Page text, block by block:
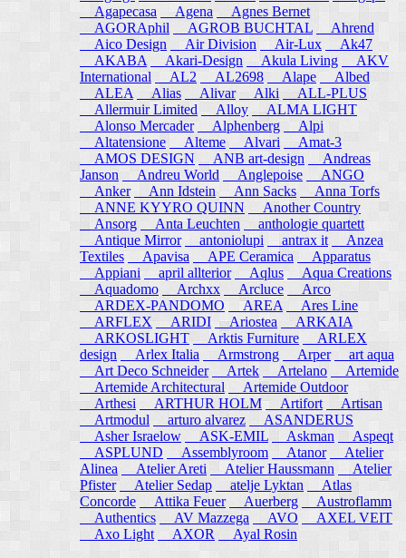
Agapecasa
Agena
Agnes Bernet
AGORAphil
AGROB BUCHTAL
Ahrend
Aico Design
Air Division Air-Lux
Ak47
AKABA
Akari-Design Akula Living
AKV
International
AL2 AL2698 Alape
Albed
ALEA
Alias Alivar Alki
ALL-PLUS
Allermuir Limited
Alloy
ALMA LIGHT
Alonso Mercader
Alphenberg
Alpi
Altatensione
Alteme Alvari
Amat-3
AMOS DESIGN
ANB art-design
Andreas
Janson
Andreu World Anglepoise
ANGO
Anker
Ann Idstein Ann Sacks
Anna Torfs
ANNE KYYRO QUINN
Another Country
Ansorg
Anta Leuchten
anthologie quartett
Antique Mirror
antoniolupi antrax it
Anzea
Textiles
Apavisa APE Ceramica
Apparatus
Appiani
april allterior Aqlus Aqua Creations
Aquadomo
Archxx Arcluce
Arco
ARDEX-PANDOMO
AREA
Ares Line
ARFLEX
ARIDI Ariostea
ARKAIA
ARKOSLIGHT
Arktis Furniture
ARLEX
design
Arlex Italia Armstrong Arper
art aqua
Art Deco Schneider
Artek Artelano
Artemide
Artemide Architectural
Artemide Outdoor
Arthesi
ARTHUR HOLM Artifort
Artisan
Artmodul
arturo alvarez
ASANDERUS
Asher Israelow
ASK-EMIL Askman
Aspeqt
ASPLUND
Assemblyroom Atanor
Atelier
Alinea
Atelier Areti Atelier Haussmann
Atelier
Pfister
Atelier Sedap atelje Lyktan
Atlas
Concorde
Attika Feuer Auerberg
Austroflamm
Authentics
AV Mazzega AVO
AXEL VEIT
Axo Light
AXOR Ayal Rosin